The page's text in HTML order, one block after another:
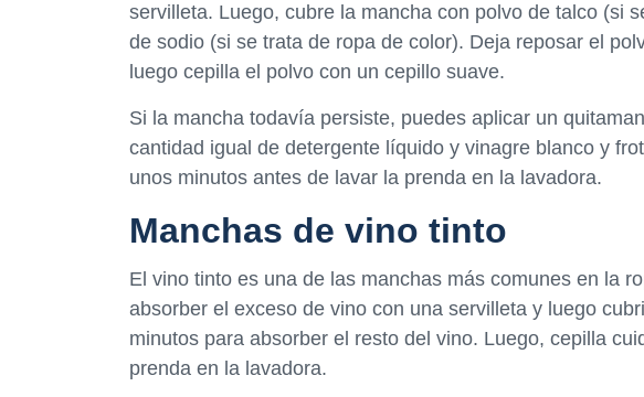
servilleta. Luego, cubre la mancha con polvo de talco (si
de sodio (si se trata de ropa de color). Deja reposar el
luego cepilla el polvo con un cepillo suave.
Si la mancha todavía persiste, puedes aplicar un
cantidad igual de detergente líquido y vinagre blanco y
unos minutos antes de lavar la prenda en la lavadora.
Manchas de vino tinto
El vino tinto es una de las manchas más comunes en la
absorber el exceso de vino con una servilleta y luego
minutos para absorber el resto del vino. Luego, cepilla
prenda en la lavadora.